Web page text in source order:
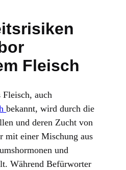
Fleisch
Fleisch, auch
bekannt, wird durch die
und deren Zucht von
mit einer Mischung aus
und
Während Befürworter